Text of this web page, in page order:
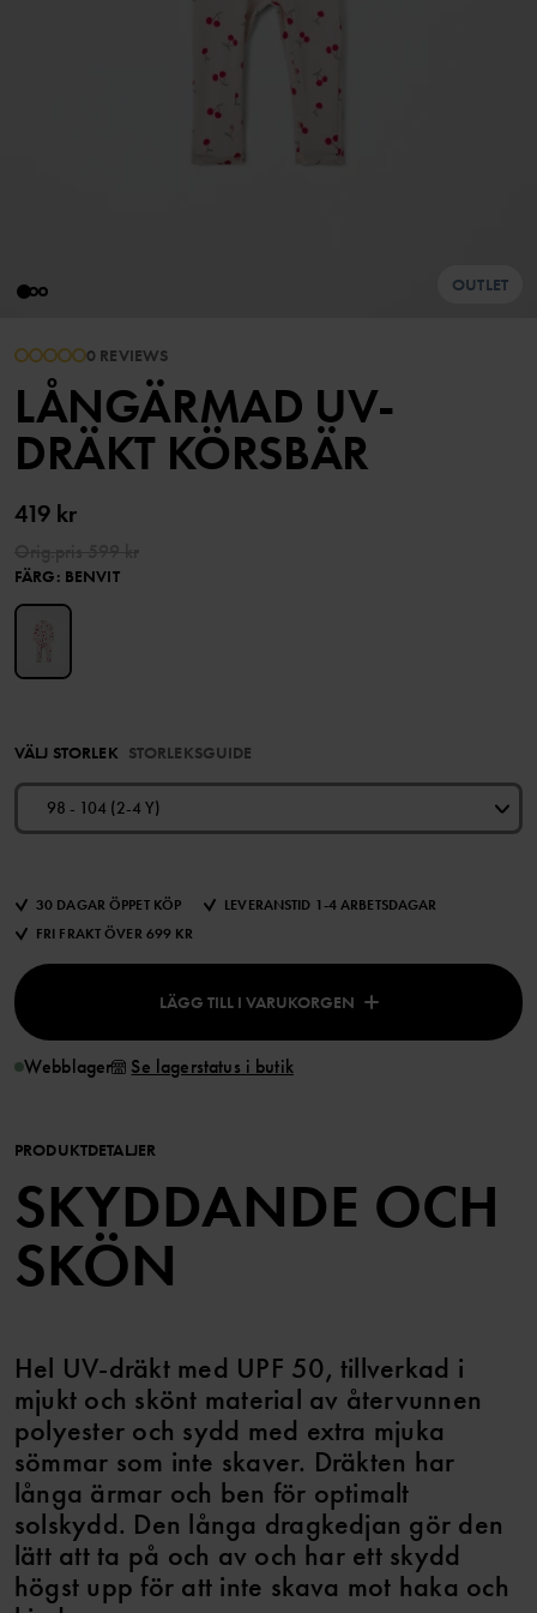
OUTLET
0 REVIEWS
LÅNGÄRMAD UV-
DRÄKT KÖRSBÄR
419 kr
FÄRG: BENVIT
VÄLJ STORLEK STORLEKSGUIDE
98 - 104 (2-4 Y)
30 DAGAR ÖPPET KÖP
LEVERANSTID 1-4 ARBETSDAGAR
FRI FRAKT ÖVER 699 KR
LÄGG TILL I VARUKORGEN
Webblager Se lagerstatus i butik
PRODUKTDETALJER
SKYDDANDE OCH
SKÖN
Hel UV-dräkt med UPF 50, tillverkad i
mjukt och skönt material av återvunnen
polyester och sydd med extra mjuka
sömmar som inte skaver. Dräkten har
långa ärmar och ben för optimalt
solskydd. Den långa dragkedjan gör den
lätt att ta på och av och har ett skydd
högst upp för att inte skava mot haka och